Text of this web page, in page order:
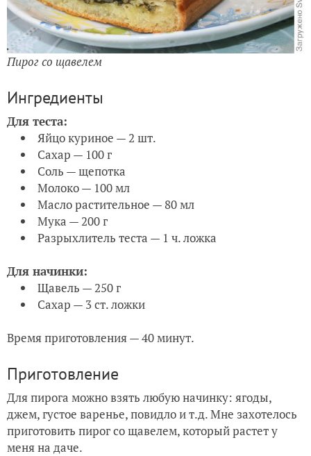
Пирог со щавелем
Ингредиенты
Для теста:
Яйцо куриное — 2 шт.
Сахар — 100 г
Соль — щепотка
Молоко — 100 мл
Масло растительное — 80 мл
Мука — 200 г
Разрыхлитель теста — 1 ч. ложка
Для начинки:
Щавель — 250 г
Сахар — 3 ст. ложки
Время приготовления — 40 минут.
Приготовление
Для пирога можно взять любую начинку: ягоды,
джем, густое варенье, повидло и т.д. Мне захотелось
приготовить пирог со щавелем, который растет у
меня на даче.